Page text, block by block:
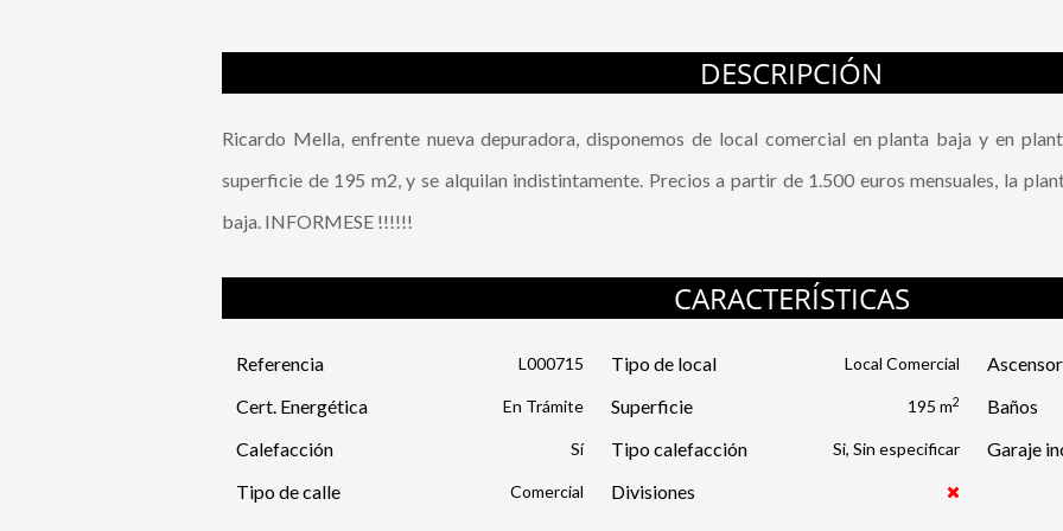
DESCRIPCIÓN
Ricardo Mella, enfrente nueva depuradora, disponemos de local comercial en planta baja y en
superficie de 195 m2, y se alquilan indistintamente. Precios a partir de 1.500 euros mensuales, la
baja. INFORMESE !!!!!!
CARACTERÍSTICAS
Referencia L000715 Tipo de local Local Comercial
Ascensor
Cert. Energética
En Trámite Superficie 195 m2
Baños
Calefacción
Tipo calefacción Si, Sin especificar
Garaje
Tipo de calle
Comercial Divisiones